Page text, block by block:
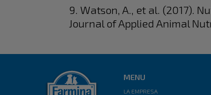
9. Watson, A., et al. (2017).
Journal of Applied Animal
MENU
LA EMPRESA